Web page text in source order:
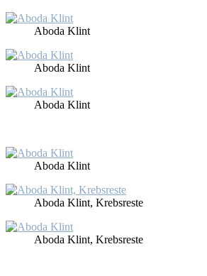
Abo­da Klint
Abo­da Klint
Abo­da Klint
Abo­da Klint
Abo­da Klint, Krebs­res­te
Abo­da Klint, Krebs­res­te